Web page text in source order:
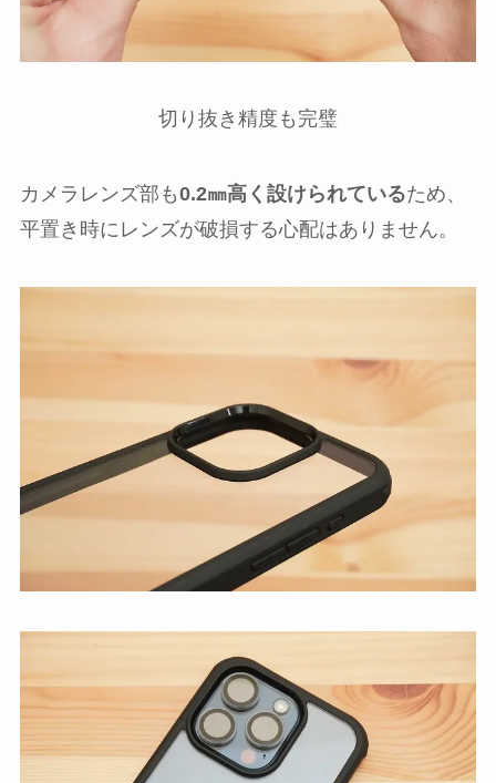
切り抜き精度も完璧
カメラレンズ部も0.2㎜高く設けられているため、
平置き時にレンズが破損する心配はありません。